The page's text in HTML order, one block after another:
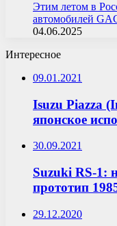
Этим летом в
автомобилей
04.06.2025
Интересное
09.01.2021
Isuzu Piazza
японское
30.09.2021
Suzuki RS-1:
прототип
29.12.2020